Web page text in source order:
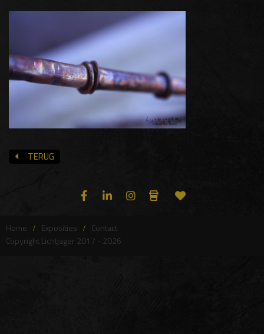
TERUG
Home Exposities
Contact
Copyright Lichtjager 2017 - 2026